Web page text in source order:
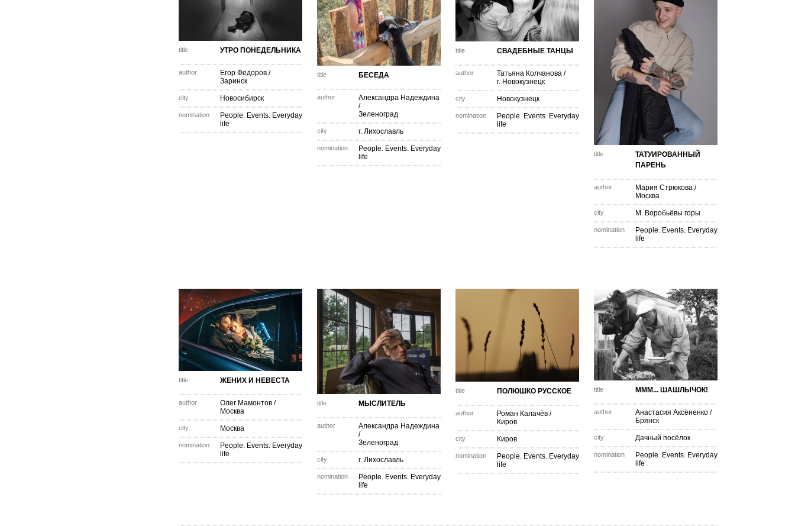
title УТРО ПОНЕДЕЛЬНИКА
author Егор Фёдоров /
Заринск
city Новосибирск
nomination
People. Events. Everyday
life
title БЕСЕДА
author
Александра Надеждина
/
Зеленоград
city г. Лихославль
nomination
People. Events. Everyday
life
title СВАДЕБНЫЕ ТАНЦЫ
author Татьяна Колчанова /
г. Новокузнецк
city Новокузнецк
nomination
People. Events. Everyday
life
title
ТАТУИРОВАННЫЙ
ПАРЕНЬ
author Мария Стрюкова /
Москва
city М. Воробьёвы горы
nomination
People. Events. Everyday
life
title ЖЕНИХ И НЕВЕСТА
author Олег Мамонтов /
Москва
city Москва
nomination
People. Events. Everyday
life
title МЫСЛИТЕЛЬ
author
Александра Надеждина
/
Зеленоград
city г. Лихославль
nomination
People. Events. Everyday
life
title ПОЛЮШКО РУССКОЕ
author Роман Калачёв /
Киров
city Киров
nomination
People. Events. Everyday
life
title МММ... ШАШЛЫЧОК!
author Анастасия Аксёненко /
Брянск
city Дачный посёлок
nomination
People. Events. Everyday
life